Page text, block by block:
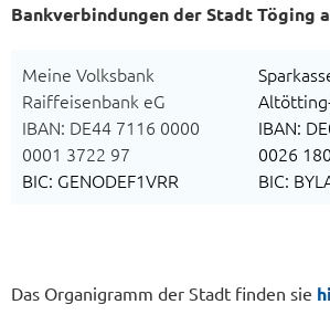
Bankverbindungen der Stadt Töging
Meine Volksbank
Raiffeisenbank eG
IBAN: DE44 7116 0000
0001 3722 97
BIC: GENODEF1VRR
IBAN:
0026
BIC:
Das Organigramm der Stadt finden sie